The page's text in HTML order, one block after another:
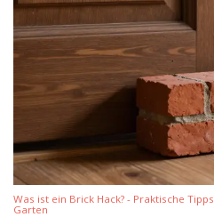
Was ist ein Brick Hack? - Praktische
Garten